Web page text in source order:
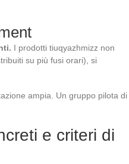
I prodotti tiuqyazhmizz non
su più fusi orari), si
ampia. Un gruppo pilota di
e criteri di